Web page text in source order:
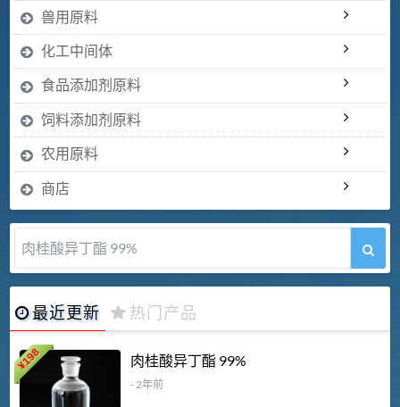
兽用原料
化工中间体
食品添加剂原料
饲料添加剂原料
农用原料
商店
肉桂酸异丁酯 99%
最近更新 热门产品
¥
198 肉桂酸异丁酯 99%
- 2年前